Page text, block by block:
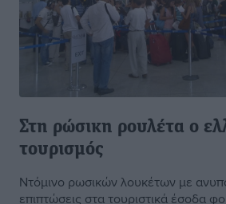
Στη ρώσικη ρουλέτα ο
τουρισμός
Ντόμινο ρωσικών λουκέτων με
επιπτώσεις στα τουριστικά έσοδα